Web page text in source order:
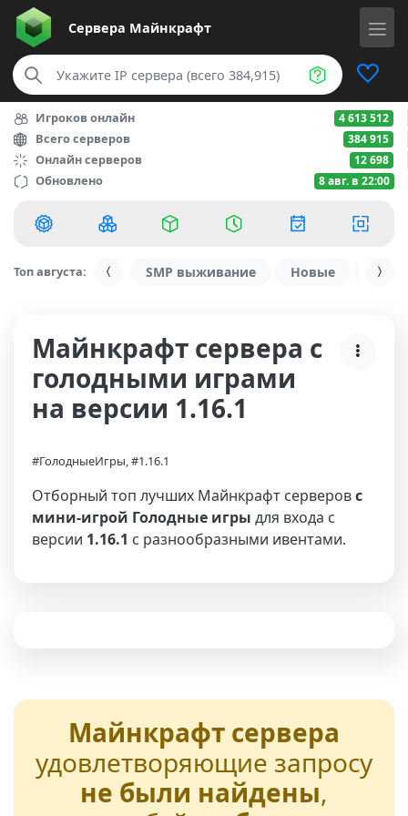
Сервера Майнкрафт
Игроков онлайн 4 613 512
Всего серверов 384 915
Онлайн серверов 12 698
Обновлено 8 авг. в 22:00
Топ августа: SMP выживание Новые С
Майнкрафт сервера с
голодными играми
на версии 1.16.1
#ГолодныеИгры, #1.16.1
Отборный топ лучших Майнкрафт серверовс
мини-игрой Голодные игры для входа с
версии 1.16.1 с разнообразными ивентами.
Майнкрафт сервера
удовлетворяющие запросу
не были найдены,